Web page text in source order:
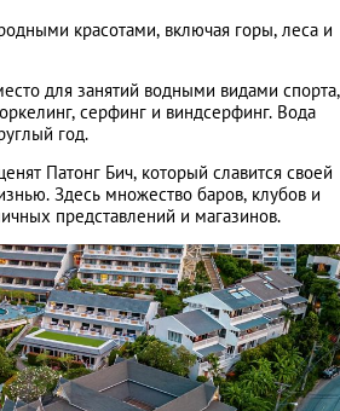
красотами, включая горы, леса и
для занятий водными видами спорта,
серфинг и виндсерфинг. Вода
год.
Патонг Бич, который славится своей
Здесь множество баров, клубов и
представлений и магазинов.